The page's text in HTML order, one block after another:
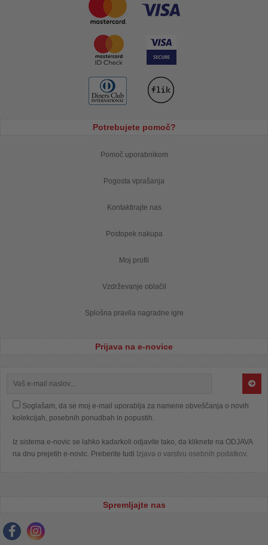
Potrebujete pomoč?
Pomoč uporabnikom
Pogosta vprašanja
Kontaktirajte nas
Postopek nakupa
Moj profil
Vzdrževanje oblačil
Splošna pravila nagradne igre
Prijava na e-novice
Soglašam, da se moj e-mail uporablja za namene obveščanja o novih
kolekcijah, posebnih ponudbah in popustih.
Iz sistema e-novic se lahko kadarkoli odjavite tako, da kliknete na ODJAVA
na dnu prejetih e-novic. Preberite tudi Izjava o varstvu osebnih podatkov.
Spremljajte nas